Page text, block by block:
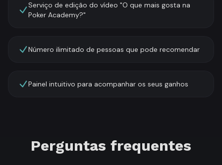
Serviço de edição do vídeo "O que mais gosta na
Poker Academy?"
Número ilimitado de pessoas que pode recomendar
Painel intuitivo para acompanhar os seus ganhos
Perguntas frequentes